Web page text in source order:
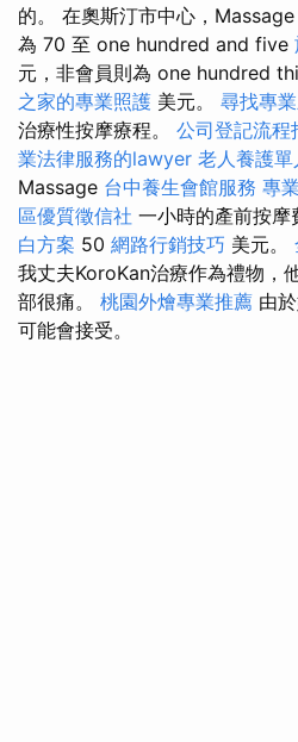
的。 在奧斯汀市中心，
為 70 至 one hundred and five
元，非會員則為 one hundred
之家的專業照護 美元。 尋找專
治療性按摩療程。 公司登記流程
業法律服務的lawyer 老人養護
Massage 台中養生會館服務 專
區優質徵信社 一小時的產前按
白方案 50 網路行銷技巧 美元。
我丈夫KoroKan治療作為禮物，
部很痛。 桃園外燴專業推薦 由
可能會接受。